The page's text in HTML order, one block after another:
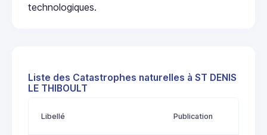
technologiques.
Liste des Catastrophes naturelles à ST DENIS
LE THIBOULT
Libellé Publication